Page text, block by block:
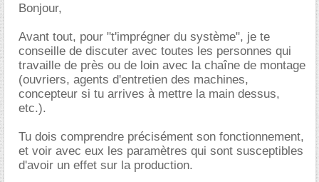
Bonjour,
Avant tout, pour "t'imprégner du système", je te
conseille de discuter avec toutes les personnes qui
travaille de près ou de loin avec la chaîne de montage
(ouvriers, agents d'entretien des machines,
concepteur si tu arrives à mettre la main dessus,
etc.).
Tu dois comprendre précisément son fonctionnement,
et voir avec eux les paramètres qui sont susceptibles
d'avoir un effet sur la production.